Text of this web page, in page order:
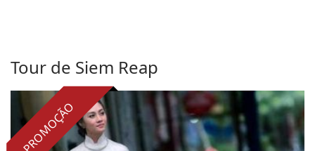
Tour de Siem Reap
PROMOÇÃO